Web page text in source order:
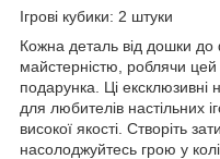
Ігрові кубики: 2 штуки
Кожна деталь від дошки
майстерністю, роблячи
подарунка. Ці
для любителів настільних
високої якості. Створіть
насолоджуйтесь грою у колі